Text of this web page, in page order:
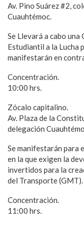
Av. Pino Suárez #2,
Cuauhtémoc.
Se Llevará a cabo
Estudiantil a la Lucha
manifestarán en
Concentración.
10:00 hrs.
Zócalo capitalino.
Av. Plaza de la
delegación
Se manifestarán para
en la que exigen la
invertidos para la
del Transporte (GMT).
Concentración.
11:00 hrs.